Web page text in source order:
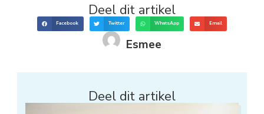
Deel dit artikel
Facebook Twitter WhatsApp Email
Esmee
Deel dit artikel